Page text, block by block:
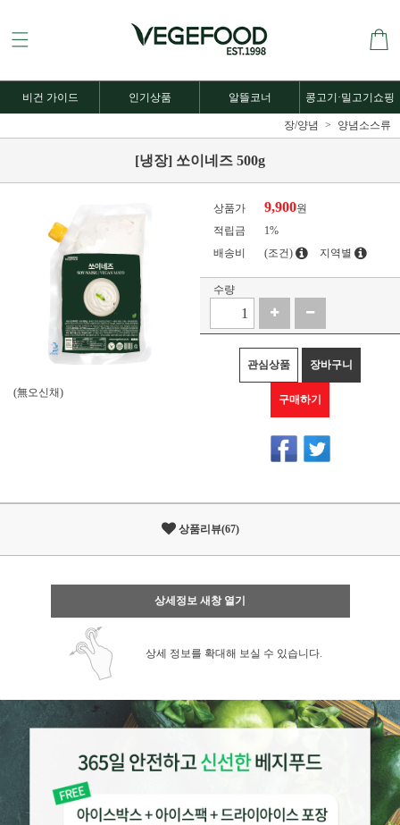
비건 가이드 인기상품 알뜰코너 콩고기·밀고기쇼핑
장/양념 양념소스류
[냉장] 쏘이네즈 500g
(無오신채)
상품가 9,900원
적립금
1%
배송비
(조건) 지역별
수량
관심상품 장바구니
구매하기
상품리뷰(67)
상세정보 새창 열기
상세 정보를 확대해 보실 수 있습니다.